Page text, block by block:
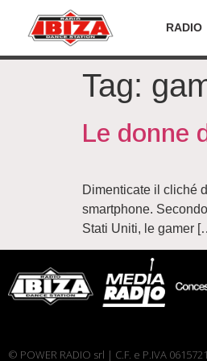
RADIO
Tag:
Le donne
Dimenticate il cliché
smartphone.
Stati Uniti, le gamer
© POWER RADIO srl | C.F. e P.IVA